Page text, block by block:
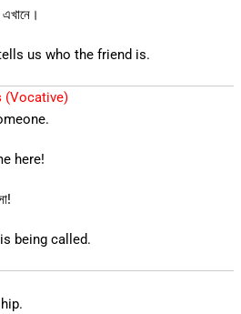
tells us who the friend is.
(Vocative)
here!
is being called.